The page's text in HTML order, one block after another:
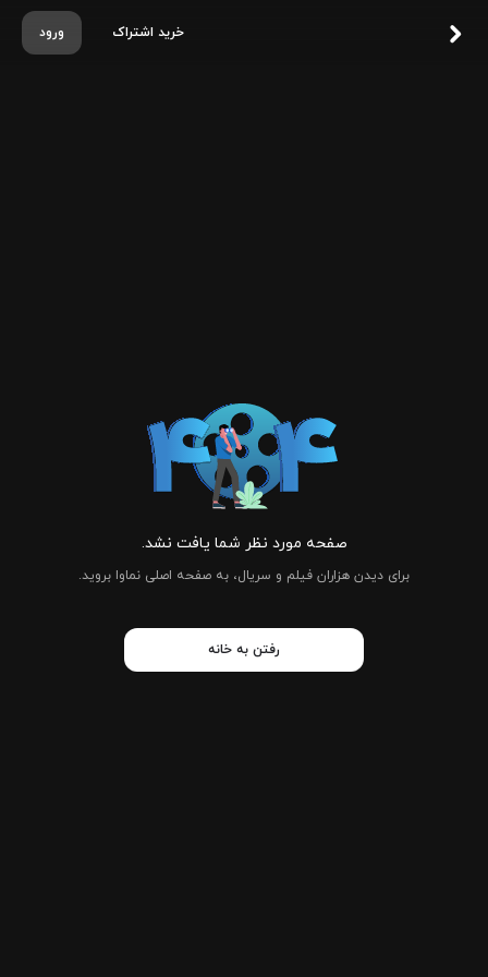
ورود خرید اشتراک
صفحه مورد نظر شما یافت نشد.
برای دیدن هزاران فیلم و سریال، به صفحه اصلی نماوا بروید.
رفتن به خانه